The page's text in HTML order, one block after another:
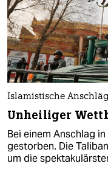
Islamistische
Unheiliger
Bei einem Anschlag
gestorben. Die
um die